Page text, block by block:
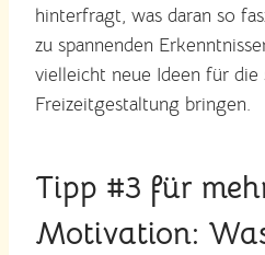
hinterfragt, was daran so
zu spannenden
vielleicht neue Ideen für die
Freizeitgestaltung bringen.
Tipp #3 für
Motivation: